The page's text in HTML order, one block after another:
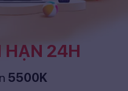
HẠN 24H
5500K